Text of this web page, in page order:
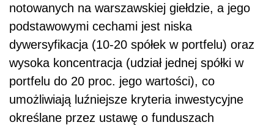
notowanych na warszawskiej giełdzie, a jego
podstawowymi cechami jest niska
dywersyfikacja (10-20 spółek w portfelu) oraz
wysoka koncentracja (udział jednej spółki w
portfelu do 20 proc. jego wartości), co
umożliwiają luźniejsze kryteria inwestycyjne
określane przez ustawę o funduszach